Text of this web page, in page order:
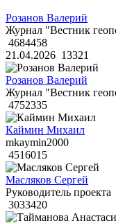
Розанов Валерий
Журнал "Вестник
4684458
21.04.2026 13321
Розанов Валерий
Журнал "Вестник
4752335
Каймин Михаил
mkaymin2000
4516015
Масляков Сергей
Руководитель проекта
3033420